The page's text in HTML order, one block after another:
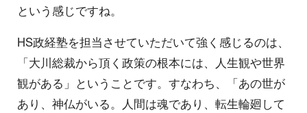
という感じですね。
HS政経塾を担当させていただいて強く感じるのは、
「大川総裁から頂く政策の根本には、人生観や世界
観がある」ということです。すなわち、「あの世が
あり、神仏がいる。人間は魂であり、転生輪廻して